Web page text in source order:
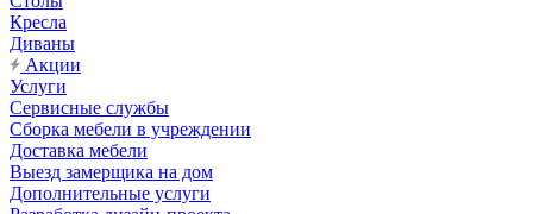
Кресла
Диваны
Акции
Услуги
Сервисные службы
Сборка мебели в учреждении
Доставка мебели
Выезд замерщика на дом
Дополнительные услуги